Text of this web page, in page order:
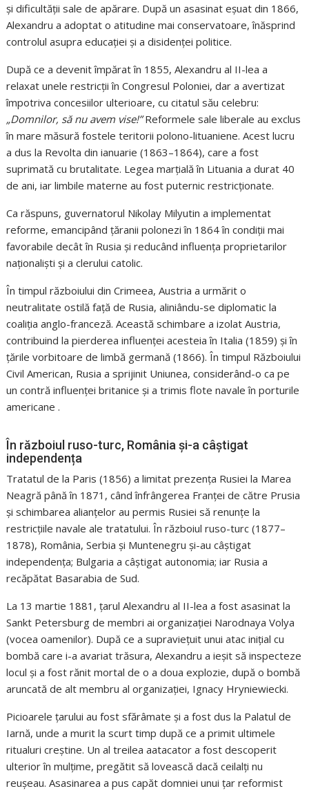
și dificultății sale de apărare. După un asasinat eșuat din 1866,
Alexandru a adoptat o atitudine mai conservatoare, înăsprind
controlul asupra educației și a disidenței politice.
După ce a devenit împărat în 1855, Alexandru al II-lea a
relaxat unele restricții în Congresul Poloniei, dar a avertizat
împotriva concesiilor ulterioare, cu citatul său celebru:
„Domnilor, să nu avem vise!”Reformele sale liberale au exclus
în mare măsură fostele teritorii polono-lituaniene. Acest lucru
a dus la Revolta din ianuarie (1863–1864), care a fost
suprimată cu brutalitate. Legea marțială în Lituania a durat 40
de ani, iar limbile materne au fost puternic restricționate.
Ca răspuns, guvernatorul Nikolay Milyutin a implementat
reforme, emancipând țăranii polonezi în 1864 în condiții mai
favorabile decât în ​​Rusia și reducând influența proprietarilor
naționaliști și a clerului catolic.
În timpul războiului din Crimeea, Austria a urmărit o
neutralitate ostilă față de Rusia, aliniându-se diplomatic la
coaliția anglo-franceză. Această schimbare a izolat Austria,
contribuind la pierderea influenței acesteia în Italia (1859) și în
țările vorbitoare de limbă germană (1866). În timpul Războiului
Civil American, Rusia a sprijinit Uniunea, considerând-o ca pe
un contră influenței britanice și a trimis flote navale în porturile
americane .
În războiul ruso-turc, România și-a câștigat
independența
Tratatul de la Paris (1856) a limitat prezența Rusiei la Marea
Neagră până în 1871, când înfrângerea Franței de către Prusia
și schimbarea alianțelor au permis Rusiei să renunțe la
restricțiile navale ale tratatului. În războiul ruso-turc (1877–
1878), România, Serbia și Muntenegru și-au câștigat
independența; Bulgaria a câștigat autonomia; iar Rusia a
recăpătat Basarabia de Sud.
La 13 martie 1881, țarul Alexandru al II-lea a fost asasinat la
Sankt Petersburg de membri ai organizației Narodnaya Volya
(vocea oamenilor). După ce a supraviețuit unui atac inițial cu
bombă care i-a avariat trăsura, Alexandru a ieșit să inspecteze
locul și a fost rănit mortal de o a doua explozie, după o bombă
aruncată de alt membru al organizației, Ignacy Hryniewiecki.
Picioarele țarului au fost sfărâmate și a fost dus la Palatul de
Iarnă, unde a murit la scurt timp după ce a primit ultimele
ritualuri creștine. Un al treilea aatacator a fost descoperit
ulterior în mulțime, pregătit să lovească dacă ceilalți nu
reușeau. Asasinarea a pus capăt domniei unui țar reformist